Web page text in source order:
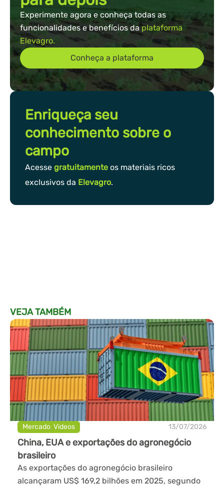
Experimente agora e conheça todas as
funcionalidades e benefícios daplataforma
Elevagro.
Conheça a plataforma
Enriqueça seu
conhecimento sobre o
campo
Acesse gratuitamente os materiais ricos
exclusivos da Elevagro.
VEJA TAMBÉM
Mercado,Videos 13/07/2026
China, EUA e exportações do agronegócio
brasileiro
As exportações do agronegócio brasileiro
alcançaram US$ 169,2 bilhões em 2025, segundo